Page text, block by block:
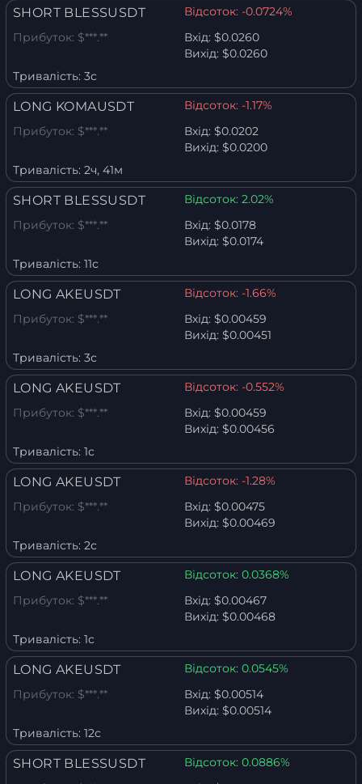
SHORT BLESSUSDT Відсоток: -0.0724%
Прибуток: $***.** Вхід: $0.0260
Вихід: $0.0260
Тривалість: 3с
LONG KOMAUSDT Відсоток: -1.17%
Прибуток: $***.** Вхід: $0.0202
Вихід: $0.0200
Тривалість: 2ч, 41м
SHORT BLESSUSDT Відсоток: 2.02%
Прибуток: $***.** Вхід: $0.0178
Вихід: $0.0174
Тривалість: 11с
LONG AKEUSDT Відсоток: -1.66%
Прибуток: $***.** Вхід: $0.00459
Вихід: $0.00451
Тривалість: 3с
LONG AKEUSDT Відсоток: -0.552%
Прибуток: $***.** Вхід: $0.00459
Вихід: $0.00456
Тривалість: 1с
LONG AKEUSDT Відсоток: -1.28%
Прибуток: $***.** Вхід: $0.00475
Вихід: $0.00469
Тривалість: 2с
LONG AKEUSDT Відсоток: 0.0368%
Прибуток: $***.** Вхід: $0.00467
Вихід: $0.00468
Тривалість: 1с
LONG AKEUSDT Відсоток: 0.0545%
Прибуток: $***.** Вхід: $0.00514
Вихід: $0.00514
Тривалість: 12с
SHORT BLESSUSDT Відсоток: 0.0886%